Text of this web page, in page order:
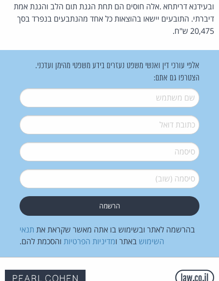
ובעידנא דריתחא .אלה חוסים הם תחת הגנת תום הלב והגנת אמת
דיברתי. התובעים יישאו בהוצאות כל אחד מהנתבעים בנפרד בסך
20,475 ש"ח.
אלפי עורכי דין ואנשי משפט נעזרים בידע משפטי מהימן ועדכני.
הצטרפו גם אתם:
שם משתמש*
דואל*
סיסמה*
סיסמה (שוב)*
בהרשמה לאתר ובשימוש בו אתה מאשר שקראת את תנאי
השימוש באתר ומדיניות הפרטיות והסכמת להם.